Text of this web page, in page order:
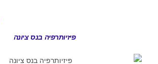
פיזיותרפיה בנס ציונה